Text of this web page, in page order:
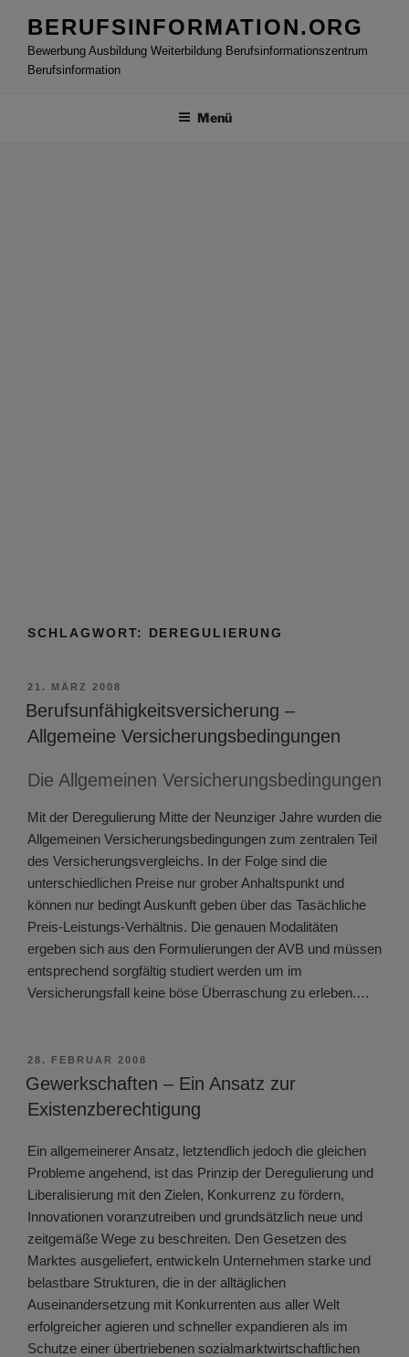
Inhalt
springen
BERUFSINFORMATION.ORG
Bewerbung Ausbildung Weiterbildung Berufsinformationszentrum
Berufsinformation
Menü
SCHLAGWORT: DEREGULIERUNG
VERÖFFENTLICHT
AM
21. MÄRZ 2008
Berufsunfähigkeitsversicherung –
Allgemeine Versicherungsbedingungen
Die Allgemeinen Versicherungsbedingungen
Mit der Deregulierung Mitte der Neunziger Jahre wurden die
Allgemeinen Versicherungsbedingungen zum zentralen Teil
des Versicherungsvergleichs. In der Folge sind die
unterschiedlichen Preise nur grober Anhaltspunkt und
können nur bedingt Auskunft geben über das Tasächliche
Preis-Leistungs-Verhältnis. Die genauen Modalitäten
ergeben sich aus den Formulierungen der AVB und müssen
entsprechend sorgfältig studiert werden um im
Versicherungsfall keine böse Überraschung zu erleben.…
VERÖFFENTLICHT
AM
28. FEBRUAR 2008
Gewerkschaften – Ein Ansatz zur
Existenzberechtigung
Ein allgemeinerer Ansatz, letztendlich jedoch die gleichen
Probleme angehend, ist das Prinzip der Deregulierung und
Liberalisierung mit den Zielen, Konkurrenz zu fördern,
Innovationen voranzutreiben und grundsätzlich neue und
zeitgemäße Wege zu beschreiten. Den Gesetzen des
Marktes ausgeliefert, entwickeln Unternehmen starke und
belastbare Strukturen, die in der alltäglichen
Auseinandersetzung mit Konkurrenten aus aller Welt
erfolgreicher agieren und schneller expandieren als im
Schutze einer übertriebenen sozialmarktwirtschaftlichen